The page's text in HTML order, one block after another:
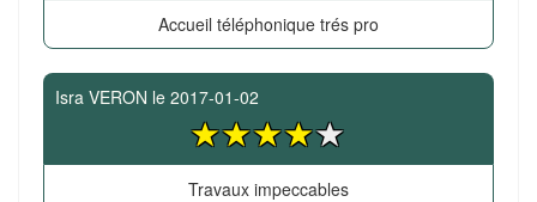
Accueil téléphonique trés pro
Isra VERON le 2017-01-02
Travaux impeccables